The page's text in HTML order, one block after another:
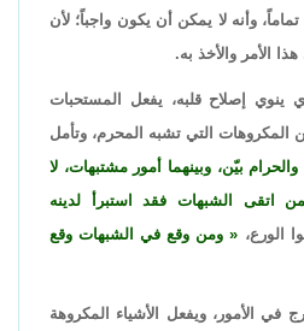
وأنه لا يمكن أن يكون واجباً؛ لأن
الأمر والأخذ به.
ينوي إصلاح قلبه، يفعل المستحبات
المكروهات التي تشبه المحرم، وتأمل
والحرام بيّن، وبينهما أمور مشتبهات، لا
اتقى الشبهات فقد استبرأ لدينه
الورع،
ومن وقع في الشبهات وقع
في الأمور، ويفعل الأشياء المكروهة